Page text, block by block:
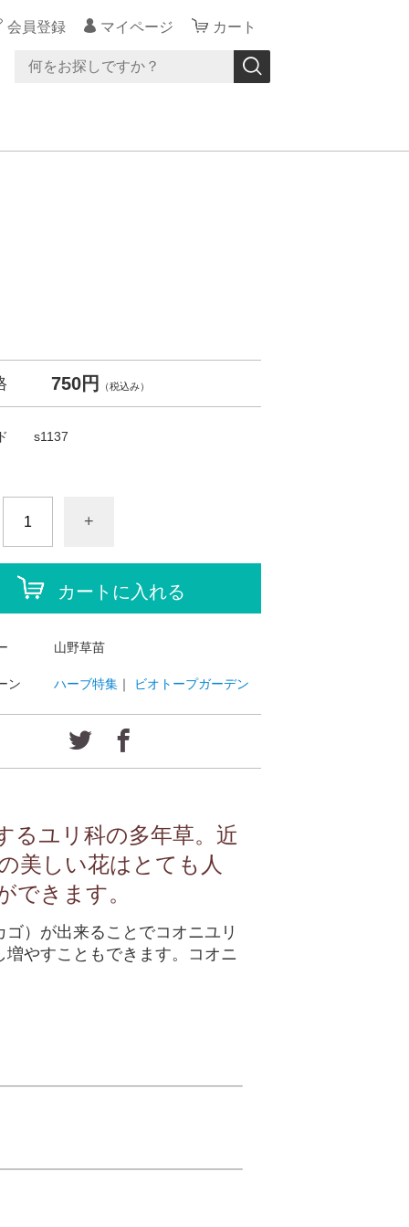
会員登録 マイページ カート
750円 （税込み）
s1137
+
カートに入れる
山野草苗
ン ハーブ特集｜ ビオトープガーデン
るユリ科の多年草。近
美しい花はとても人
できます。
）が出来ることでコオニユリ
やすこともできます。コオニ